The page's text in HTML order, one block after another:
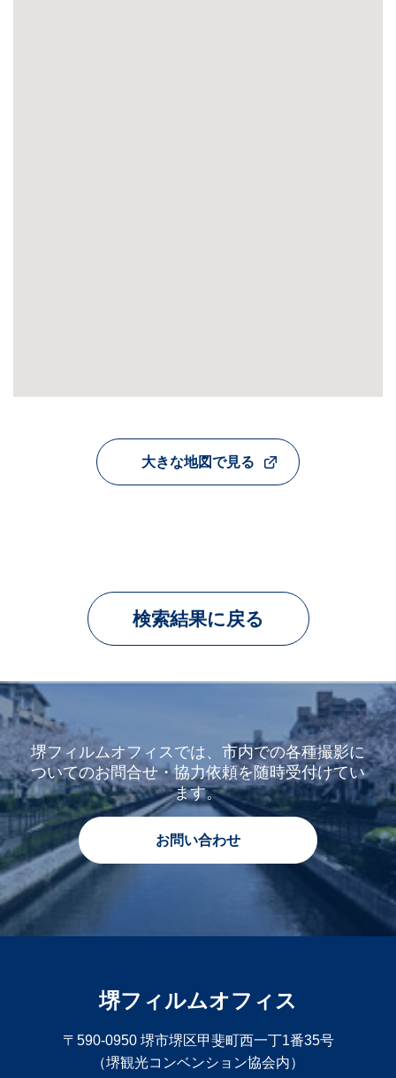
大きな地図で見る
検索結果に戻る
堺フィルムオフィスでは、市内での各種撮影に
ついてのお問合せ・協力依頼を随時受付けてい
ます。
お問い合わせ
堺フィルムオフィス
〒590-0950 堺市堺区甲斐町西一丁1番35号
（堺観光コンベンション協会内）